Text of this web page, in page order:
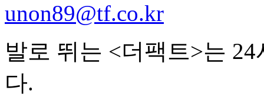
unon89@tf.co.kr
발로 뛰는 <더팩트>는
다.